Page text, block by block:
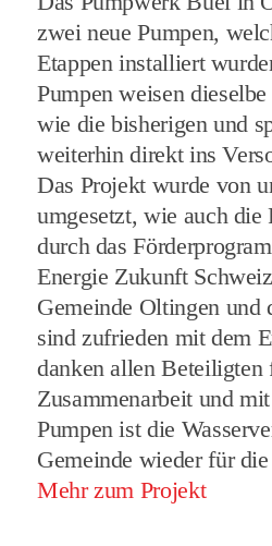
zwei neue Pumpen,
Etappen installiert
Pumpen weisen
wie die bisherigen und
weiterhin direkt ins
Das Projekt wurde von
umgesetzt, wie auch die
durch das
Energie Zukunft
Gemeinde Oltingen und
sind zufrieden mit dem
danken allen Beteiligten
Zusammenarbeit und
Pumpen ist die
Gemeinde wieder für
Mehr zum Projekt